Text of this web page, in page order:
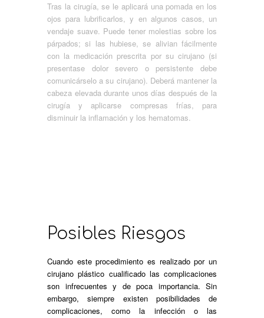
Tras la cirugía, se le aplicará una pomada en los
ojos para lubrificarlos, y en algunos casos, un
vendaje suave. Puede tener molestias sobre los
párpados; si las hubiese, se alivian fácilmente
con la medicación prescrita por su cirujano (si
presentase dolor severo o persistente debe
comunicárselo a su cirujano). Deberá mantener la
cabeza elevada durante unos días después de la
cirugía y aplicarse compresas frías, para
disminuir la inflamación y los hematomas.
Posibles Riesgos
Cuando este procedimiento es realizado por un
cirujano plástico cualificado las complicaciones
son infrecuentes y de poca importancia. Sin
embargo, siempre existen posibilidades de
complicaciones, como la infección o las